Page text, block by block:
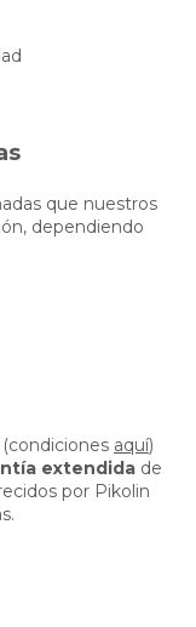
que nuestros
dependiendo
(condiciones aquí)
extendida de
por Pikolin